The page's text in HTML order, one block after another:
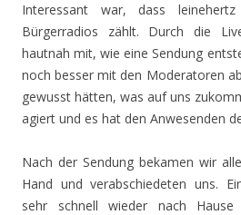
Interessant war, dass
Bürgerradios zählt. Durch die
hautnah mit, wie eine Sendung
noch besser mit den Moderatoren
gewusst hätten, was auf uns
agiert und es hat den Anwesenden
Nach der Sendung bekamen wir
Hand und verabschiedeten uns.
sehr schnell wieder nach